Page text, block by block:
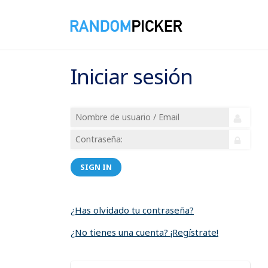
Iniciar sesión
SIGN IN
¿Has olvidado tu contraseña?
¿No tienes una cuenta? ¡Regístrate!